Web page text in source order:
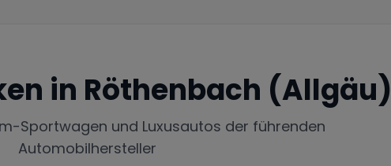
in Röthenbach (Allgäu)
Sportwagen und Luxusautos der führenden
Automobilhersteller